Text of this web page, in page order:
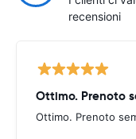
recensioni
Ottimo. Prenoto